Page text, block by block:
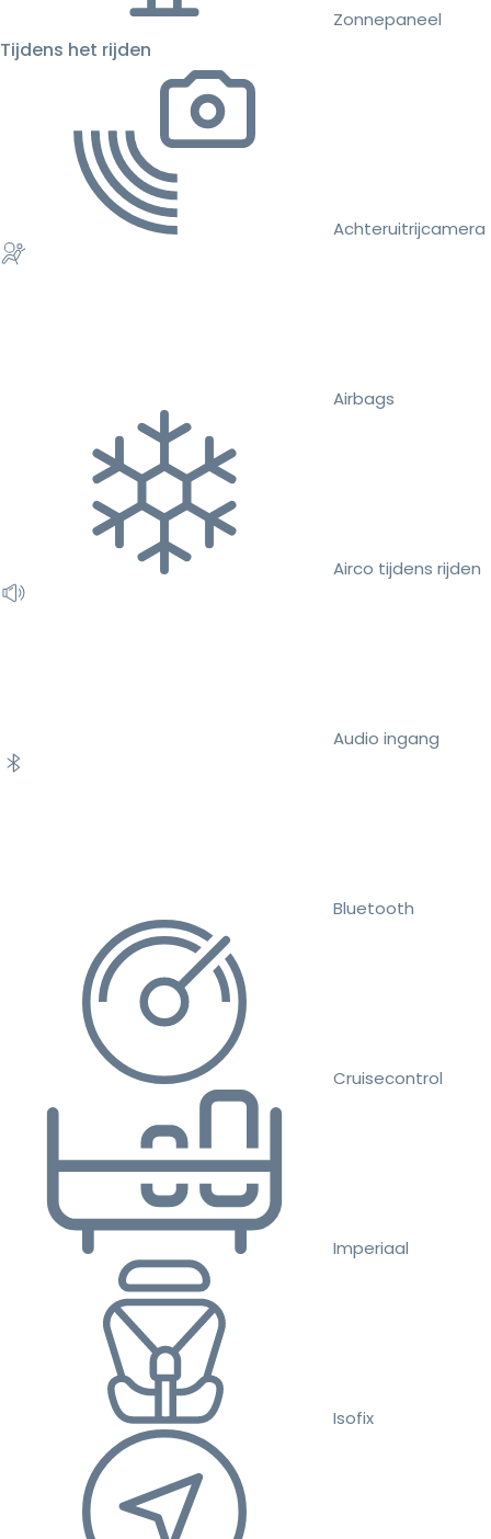
Zonnepaneel
Tijdens het rijden
Achteruitrijcamera
Airbags
Airco tijdens rijden
Audio ingang
Bluetooth
Cruisecontrol
Imperiaal
Isofix